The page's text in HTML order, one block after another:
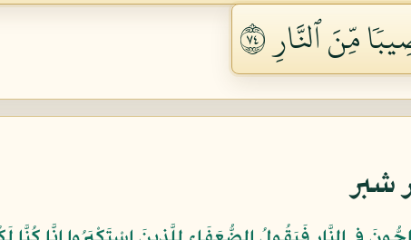
مِّنَ ٱلنَّارِ ٤٧
شبر